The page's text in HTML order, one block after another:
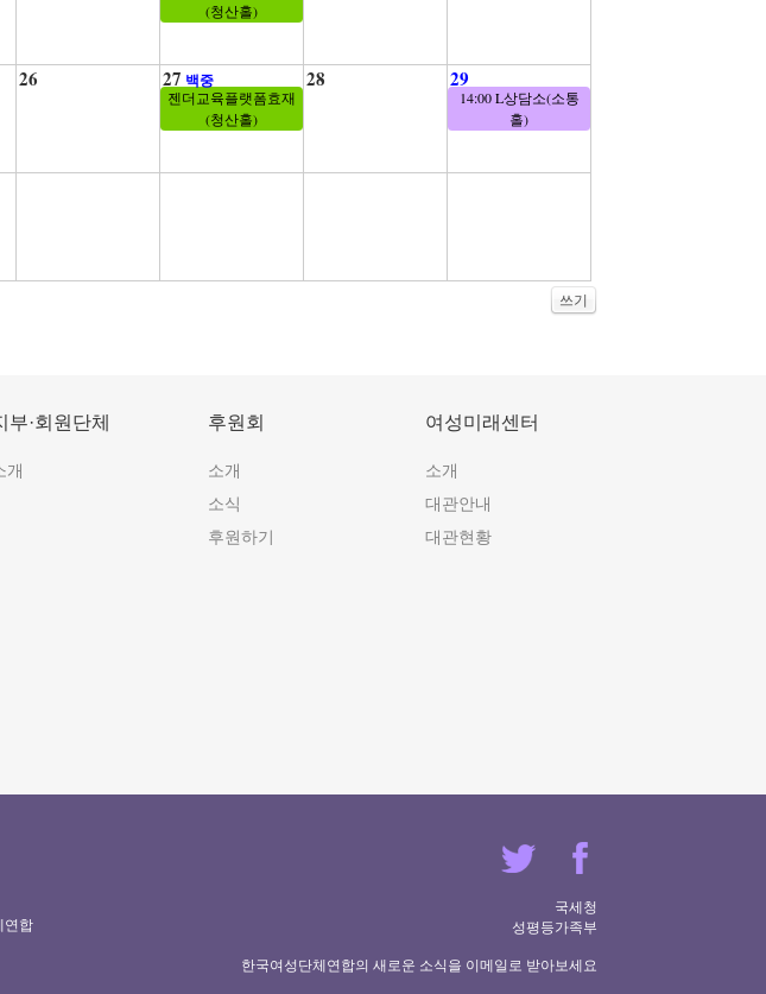
(청산홀)
26 27 백중
젠더교육플랫폼효재
(청산홀)
28 29
14:00 L상담소(소통
홀)
쓰기
부·회원단체
개
후원회
소개
소식
후원하기
여성미래센터
소개
대관안내
대관현황
연합
국세청
성평등가족부
한국여성단체연합의 새로운 소식을 이메일로 받아보세요